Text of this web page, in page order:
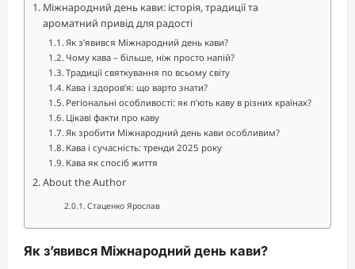
Міжнародний день кави: історія, традиції та
ароматний привід для радості
Як з’явився Міжнародний день кави?
Чому кава – більше, ніж просто напій?
Традиції святкування по всьому світу
Кава і здоров’я: що варто знати?
Регіональні особливості: як п’ють каву в різних країнах?
Цікаві факти про каву
Як зробити Міжнародний день кави особливим?
Кава і сучасність: тренди 2025 року
Кава як спосіб життя
About the Author
Стаценко Ярослав
Як з’явився Міжнародний день кави?